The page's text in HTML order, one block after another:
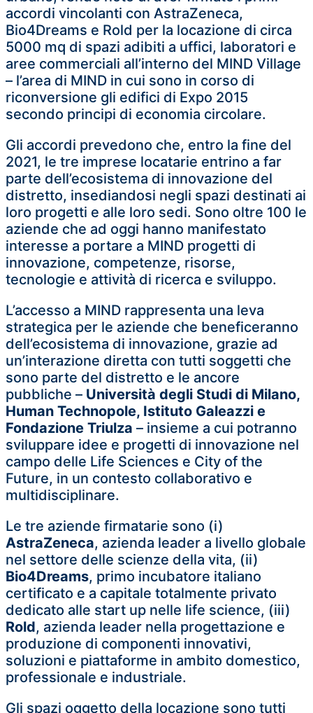
accordi vincolanti con AstraZeneca,
Bio4Dreams e Rold per la locazione di circa
5000 mq di spazi adibiti a uffici, laboratori e
aree commerciali all’interno del MIND Village
– l’area di MIND in cui sono in corso di
riconversione gli edifici di Expo 2015
secondo principi di economia circolare.
Gli accordi prevedono che, entro la fine del
2021, le tre imprese locatarie entrino a far
parte dell’ecosistema di innovazione del
distretto, insediandosi negli spazi destinati ai
loro progetti e alle loro sedi. Sono oltre 100 le
aziende che ad oggi hanno manifestato
interesse a portare a MIND progetti di
innovazione, competenze, risorse,
tecnologie e attività di ricerca e sviluppo.
L’accesso a MIND rappresenta una leva
strategica per le aziende che beneficeranno
dell’ecosistema di innovazione, grazie ad
un’interazione diretta con tutti soggetti che
sono parte del distretto e le ancore
pubbliche – Università degli Studi di Milano,
Human Technopole, Istituto Galeazzi e
Fondazione Triulza – insieme a cui potranno
sviluppare idee e progetti di innovazione nel
campo delle Life Sciences e City of the
Future, in un contesto collaborativo e
multidisciplinare.
Le tre aziende firmatarie sono (i)
AstraZeneca, azienda leader a livello globale
nel settore delle scienze della vita, (ii)
Bio4Dreams, primo incubatore italiano
certificato e a capitale totalmente privato
dedicato alle start up nelle life science, (iii)
Rold, azienda leader nella progettazione e
produzione di componenti innovativi,
soluzioni e piattaforme in ambito domestico,
professionale e industriale.
Gli spazi oggetto della locazione sono tutti